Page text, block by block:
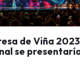
de Viña
se